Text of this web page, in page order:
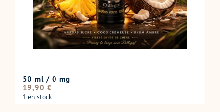
50 ml / 0 mg
Prix
normal
19,90 €
1 en stock